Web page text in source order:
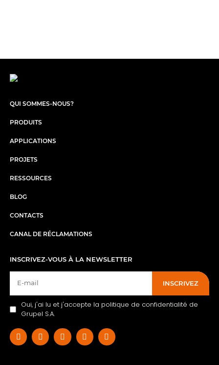
QUI SOMMES-NOUS?
PRODUITS
APPLICATIONS
PROJETS
RESSOURCES
BLOG
CONTACTS
CANAL DE RÉCLAMATIONS
INSCRIVEZ-VOUS À LA NEWSLETTER
INSCRIVEZ
Oui, j'ai lu et j'accepte la politique de confidentialité de
Grupel S.A.